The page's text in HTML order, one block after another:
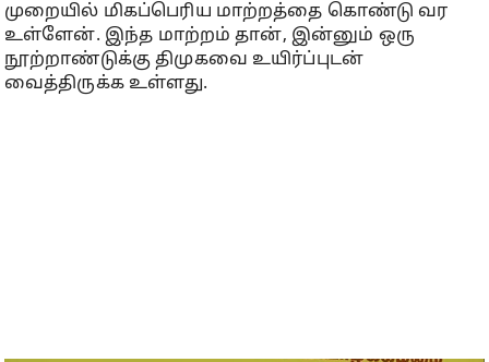
முறையில் மிகப்பெரிய மாற்றத்தை கொண்டு வர
உள்ளேன். இந்த மாற்றம் தான், இன்னும் ஒரு
நூற்றாண்டுக்கு திமுகவை உயிர்ப்புடன்
வைத்திருக்க உள்ளது.